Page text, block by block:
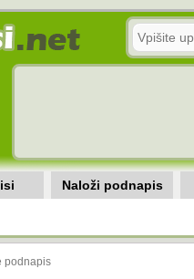
Naloži podnapis